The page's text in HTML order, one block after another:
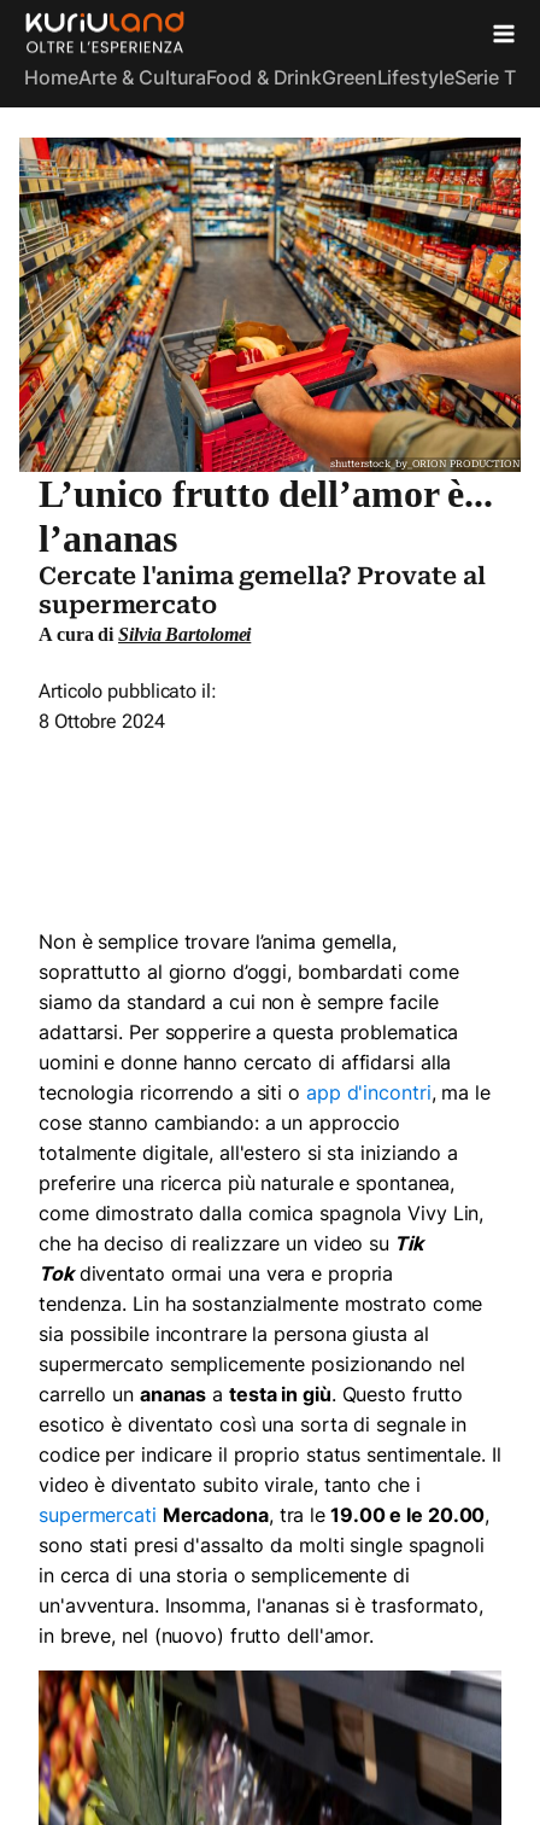
HomeArte & CulturaFood & DrinkGreenLifestyleSerie TV
shutterstock_by_ORION PRODUCTION
L’unico frutto dell’amor è...
l’ananas
Cercate l'anima gemella? Provate al
supermercato
A cura di Silvia Bartolomei
Articolo pubblicato il:
8 Ottobre 2024
Non è semplice trovare l’anima gemella,
soprattutto al giorno d’oggi, bombardati come
siamo da standard a cui non è sempre facile
adattarsi. Per sopperire a questa problematica
uomini e donne hanno cercato di affidarsi alla
tecnologia ricorrendo a siti o app d'incontri, ma le
cose stanno cambiando: a un approccio
totalmente digitale, all'estero si sta iniziando a
preferire una ricerca più naturale e spontanea,
come dimostrato dalla comica spagnola Vivy Lin,
che ha deciso di realizzare un video su Tik
Tokdiventato ormai una vera e propria
tendenza. Lin ha sostanzialmente mostrato come
sia possibile incontrare la persona giusta al
supermercato semplicemente posizionando nel
carrello un ananas a testa in giù. Questo frutto
esotico è diventato così una sorta di segnale in
codice per indicare il proprio status sentimentale. Il
video è diventato subito virale, tanto che i
supermercati Mercadona, tra le 19.00 e le 20.00,
sono stati presi d'assalto da molti single spagnoli
in cerca di una storia o semplicemente di
un'avventura. Insomma, l'ananas si è trasformato,
in breve, nel (nuovo) frutto dell'amor.